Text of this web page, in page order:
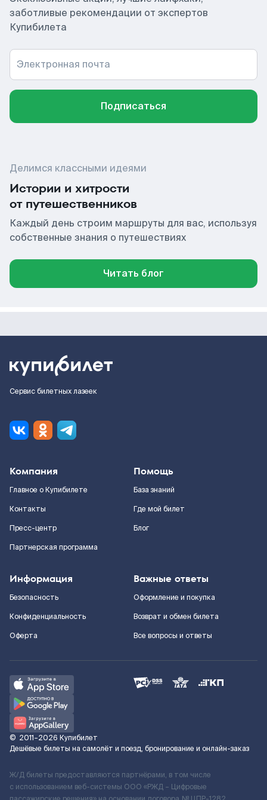
заботливые рекомендации от экспертов
Купибилета
Электронная почта
Подписаться
Делимся классными идеями
Истории и хитрости
от путешественников
Каждый день строим маршруты для вас, используя
собственные знания о путешествиях
Читать блог
Сервис билетных лазеек
Компания
Главное о Купибилете
Контакты
Пресс-центр
Партнерская программа
Помощь
База знаний
Где мой билет
Блог
Информация
Безопасность
Конфиденциальность
Оферта
Важные ответы
Оформление и покупка
Возврат и обмен билета
Все вопросы и ответы
© 2011–2026 Купибилет
Дешёвые билеты на самолёт и поезд, бронирование и онлайн-заказ
Ж/Д билеты предоставляются партнёрами, в том числе
с использованием веб-системы ООО «РЖД – Цифровые